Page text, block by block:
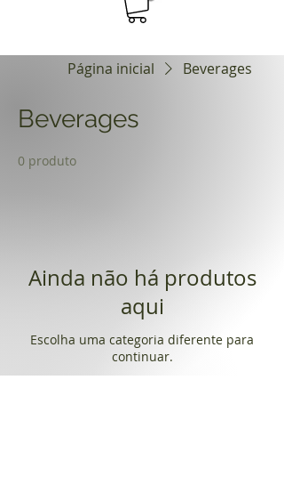
Página inicial Beverages
Beverages
0 produto
Ainda não há produtos
aqui
Escolha uma categoria diferente para
continuar.